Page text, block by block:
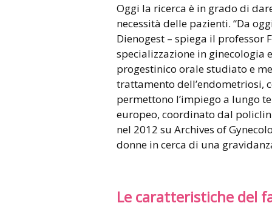
Oggi la ricerca è in grado di
necessità delle pazienti. “Da
Dienogest – spiega il professor
specializzazione in ginecologia
progestinico orale studiato e
trattamento dell’endometriosi,
permettono l’impiego a lungo
europeo, coordinato dal
nel 2012 su Archives of
donne in cerca di una
Le caratteristiche del